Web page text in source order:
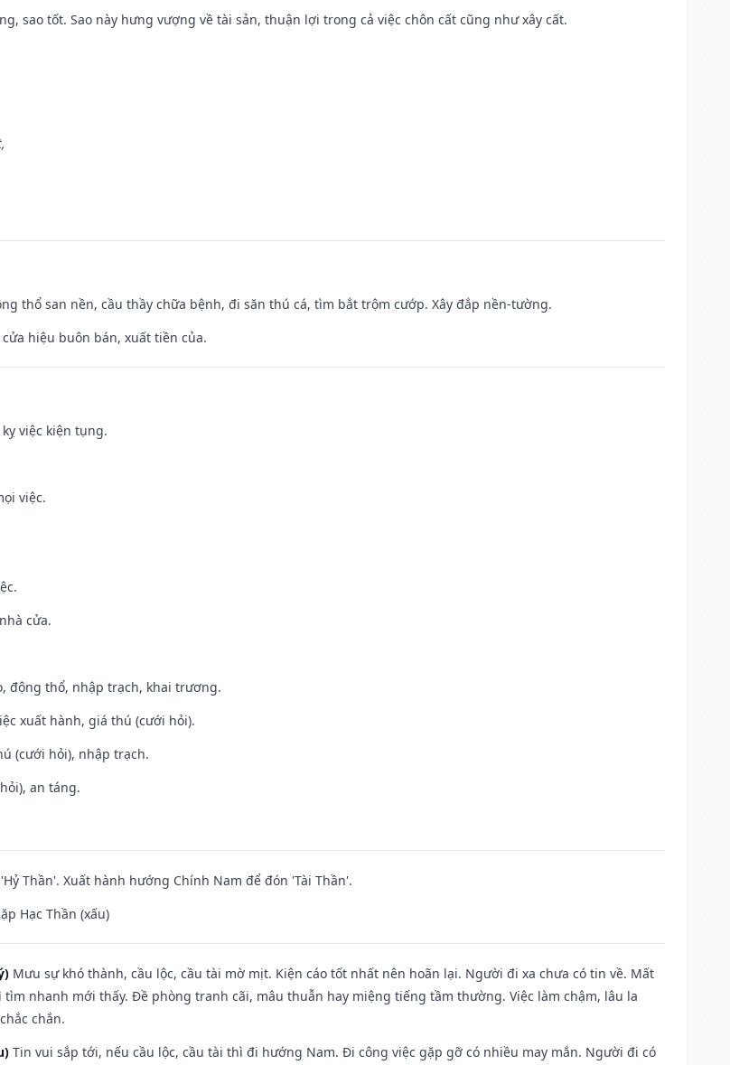
sao tốt. Sao này hưng vượng về tài sản, thuận lợi trong cả việc chôn cất cũng như xây cất.
thổ san nền, cầu thầy chữa bệnh, đi săn thú cá, tìm bắt trộm cướp. Xây đắp nền-tường.
hiệu buôn bán, xuất tiền của.
việc kiện tụng.
việc.
cửa.
động thổ, nhập trạch, khai trương.
xuất hành, giá thú (cưới hỏi).
(cưới hỏi), nhập trạch.
an táng.
Thần'. Xuất hành hướng Chính Nam để đón 'Tài Thần'.
Hạc Thần (xấu)
Mưu sự khó thành, cầu lộc, cầu tài mờ mịt. Kiện cáo tốt nhất nên hoãn lại. Người đi xa chưa có tin về. Mất
nhanh mới thấy. Đề phòng tranh cãi, mâu thuẫn hay miệng tiếng tầm thường. Việc làm chậm, lâu la
chắn.
Tin vui sắp tới, nếu cầu lộc, cầu tài thì đi hướng Nam. Đi công việc gặp gỡ có nhiều may mắn. Người đi có